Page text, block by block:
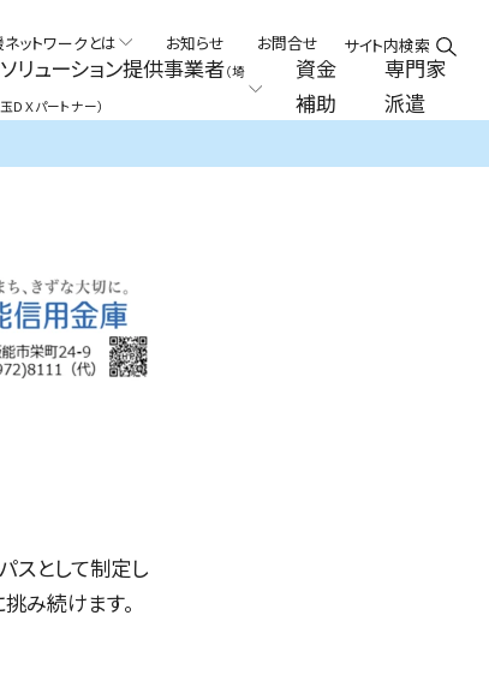
ソリューション提供事業者（埼
玉ＤＸパートナー）
資金
補助
専門家
派遣
ットワークとは お知らせ お問合せ サイト内検索
スとして制定し
み続けます。